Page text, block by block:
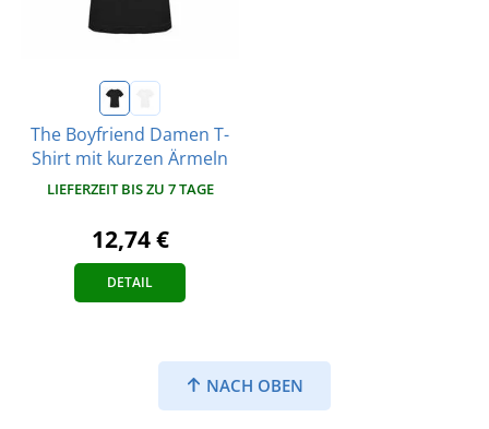
The Boyfriend Damen T-
Shirt mit kurzen Ärmeln
LIEFERZEIT BIS ZU 7 TAGE
12,74 €
DETAIL
NACH OBEN